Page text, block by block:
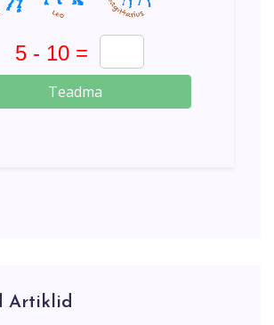
Teadma
Artiklid